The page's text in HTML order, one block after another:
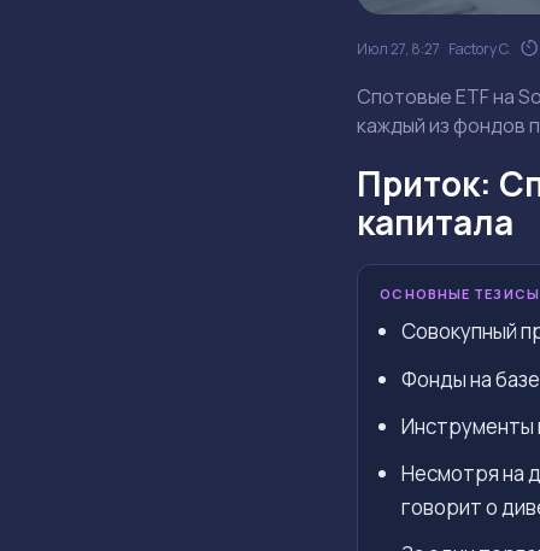
Июл 27, 8:27 Factory C.
Спотовые ETF на
каждый из фондов
Приток:
капитала
ОСНОВНЫЕ ТЕЗИСЫ
Совокупный
Фонды на
Инструменты
Несмотря на
говорит о